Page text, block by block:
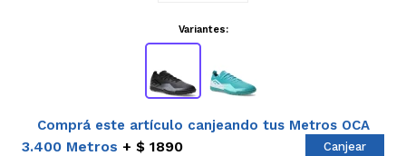
Variantes:
Comprá este artículo canjeando tus Metros OCA
3.400 Metros $ 1890 Canjear